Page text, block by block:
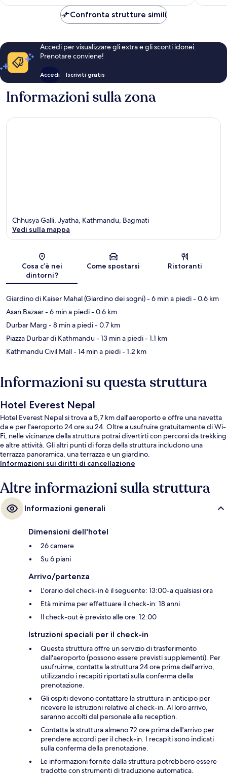
Confronta strutture simili
Accedi per visualizzare gli extra e gli sconti idonei.
Prenotare conviene!
Accedi Iscriviti gratis
Informazioni sulla zona
Mappa
Chhusya Galli, Jyatha, Kathmandu, Bagmati
Vedi sulla mappa
Cosa c’è nei
dintorni?
Come spostarsi Ristoranti
Giardino di Kaiser Mahal (Giardino dei sogni)- 6 min a piedi- 0.6 km
Asan Bazaar- 6 min a piedi- 0.6 km
Durbar Marg - 8 min a piedi- 0.7 km
Piazza Durbar di Kathmandu- 13 min a piedi- 1.1 km
Kathmandu Civil Mall- 14 min a piedi- 1.2 km
Informazioni su questa struttura
Hotel Everest Nepal
Hotel Everest Nepal si trova a 5,7 km dall'aeroporto e offre una navetta
da e per l'aeroporto 24 ore su 24. Oltre a usufruire gratuitamente di Wi-
Fi, nelle vicinanze della struttura potrai divertirti con percorsi da trekking
e altre attività. Gli altri punti di forza della struttura includono una
terrazza panoramica, una terrazza e un giardino.
Informazioni sui diritti di cancellazione
Altre informazioni sulla struttura
Informazioni generali
Dimensioni dell'hotel
26 camere
Su 6 piani
Arrivo/partenza
L'orario del check-in è il seguente: 13:00-a qualsiasi ora
Età minima per effettuare il check-in: 18 anni
Il check-out è previsto alle ore: 12:00
Istruzioni speciali per il check-in
Questa struttura offre un servizio di trasferimento
dall'aeroporto (possono essere previsti supplementi). Per
usufruirne, contatta la struttura 24 ore prima dell'arrivo,
utilizzando i recapiti riportati sulla conferma della
prenotazione.
Gli ospiti devono contattare la struttura in anticipo per
ricevere le istruzioni relative al check-in. Al loro arrivo,
saranno accolti dal personale alla reception.
Contatta la struttura almeno 72 ore prima dell'arrivo per
prendere accordi per il check-in. I recapiti sono indicati
sulla conferma della prenotazione.
Le informazioni fornite dalla struttura potrebbero essere
tradotte con strumenti di traduzione automatica.